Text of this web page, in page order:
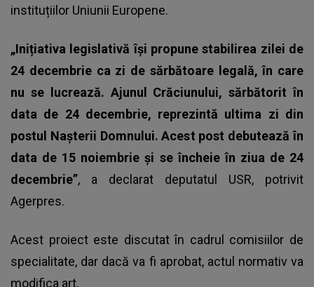
instituțiilor Uniunii Europene.
„Inițiativa legislativă își propune stabilirea zilei de
24 decembrie ca zi de sărbătoare legală, în care
nu se lucrează. Ajunul Crăciunului, sărbătorit în
data de 24 decembrie, reprezintă ultima zi din
postul Nașterii Domnului. Acest post debutează în
data de 15 noiembrie și se încheie în ziua de 24
decembrie”, a declarat deputatul USR, potrivit
Agerpres.
Acest proiect este discutat în cadrul comisiilor de
specialitate, dar dacă va fi aprobat, actul normativ va
modifica art.